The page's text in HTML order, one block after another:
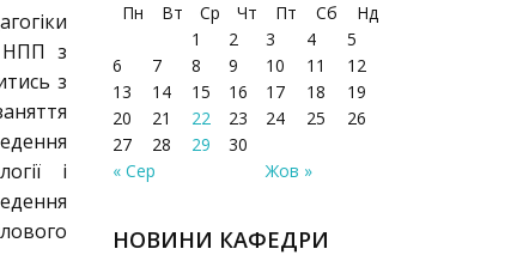
НПП з
з
і
Пн
Вт Ср Чт Пт Сб Нд
« Сер Жов »
1 2 3 4
5
6
7 8 9 10 11
12
13
14 15 16 17 18
19
20
21 22 23 24 25
26
27
28 29 30
НОВИНИ КАФЕДРИ